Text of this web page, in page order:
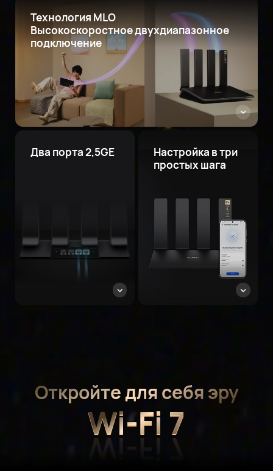
Технология MLO
Высокоскоростное двухдиапазонное
подключение
Два порта 2,5GE
Настройка в три
простых шага
Откройте для себя эру
Wi-Fi 7
Wi-Fi 7